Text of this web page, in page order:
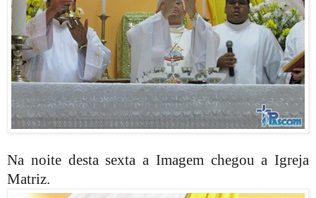
Na noite desta sexta a Imagem chegou a Igreja
Matriz.